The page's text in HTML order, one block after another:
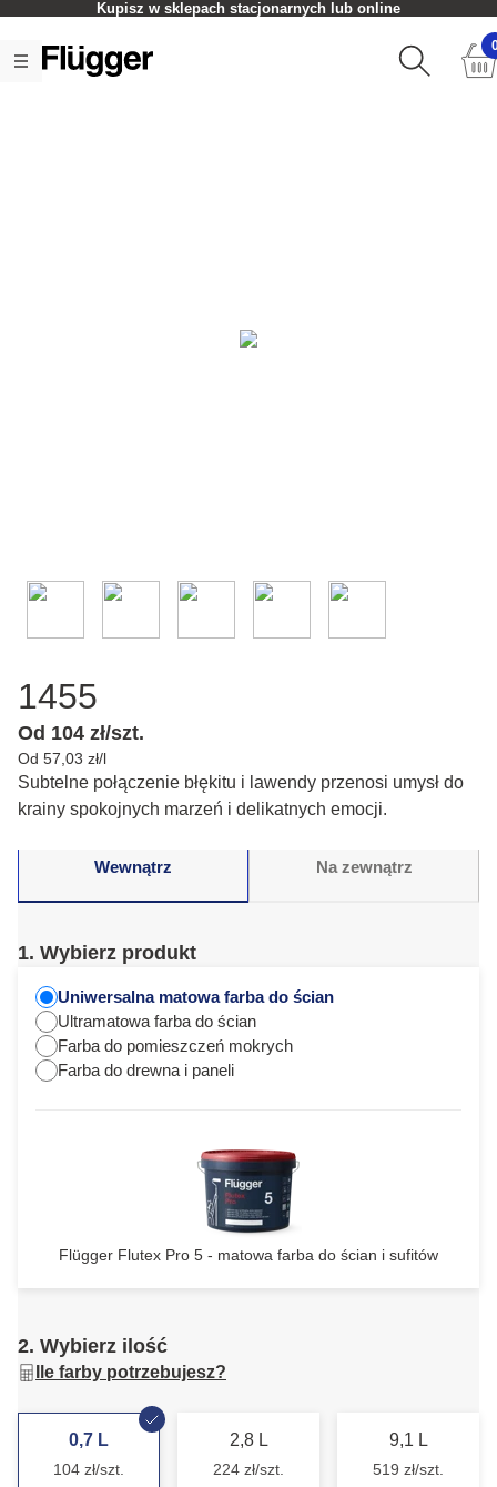
Kupisz w sklepach stacjonarnych lub online
1455
Od 104 zł/szt.
Od 57,03 zł/l
Subtelne połączenie błękitu i lawendy przenosi umysł do
krainy spokojnych marzeń i delikatnych emocji.
Wewnątrz Na zewnątrz
1. Wybierz produkt
Uniwersalna matowa farba do ścian
Ultramatowa farba do ścian
Farba do pomieszczeń mokrych
Farba do drewna i paneli
Flügger Flutex Pro 5 - matowa farba do ścian i sufitów
2. Wybierz ilość
Ile farby potrzebujesz?
0,7 L
104 zł/szt.
2,8 L
224 zł/szt.
9,1 L
519 zł/szt.